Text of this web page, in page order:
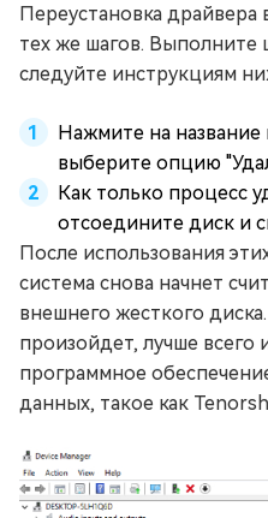
Переустановка драйвера
тех же шагов. Выполните
следуйте инструкциям
Нажмите на название
выберите опцию
Как только процесс
отсоедините диск и
После использования
система снова начнет
внешнего жесткого
произойдет, лучше всего
программное
данных, такое как